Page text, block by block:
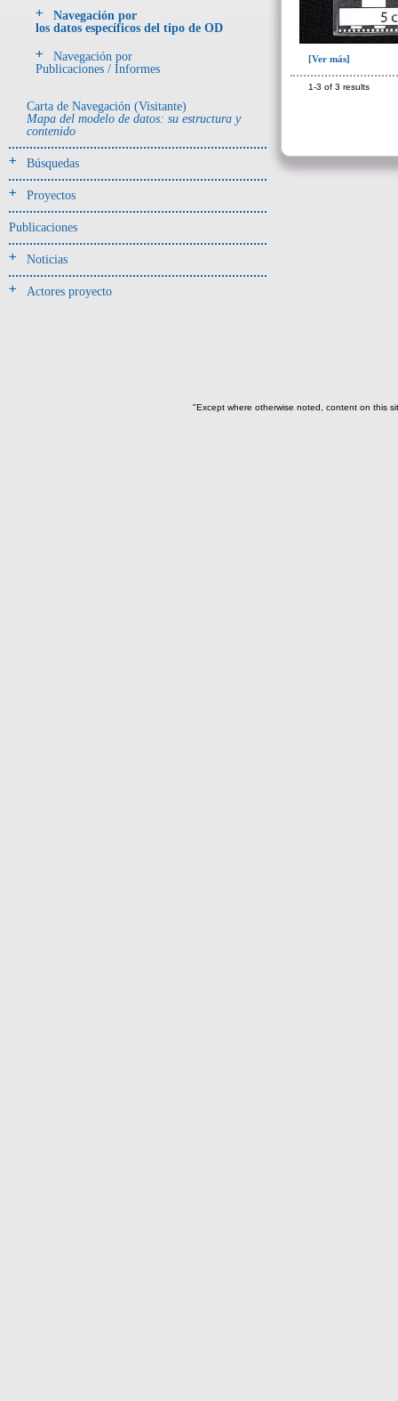
Registro de unidades
estratigráficas(7)
- UE# y tipo de UE
Objetos clasificados según
los tipos de UE del GE
Ofrenda-depósito(5)
Navegación por
los datos específicos del tipo de OD
Navegación por
Publicaciones / Informes
Carta de Navegación (Visitante)
Mapa del modelo de datos: su estructura y
contenido
Búsquedas
Proyectos
Publicaciones
Noticias
Actores proyecto
[Ver más]
1-3 of 3 results
"Except where otherwise noted, content on this